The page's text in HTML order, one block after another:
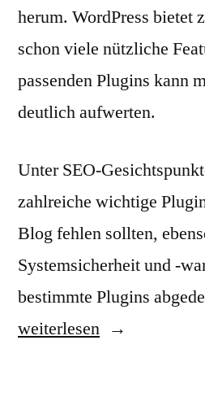
herum. WordPress bietet
schon viele nützliche
passenden Plugins kann
deutlich aufwerten.
Unter SEO-
zahlreiche wichtige
Blog fehlen sollten,
Systemsicherheit und -
bestimmte Plugins
weiterlesen